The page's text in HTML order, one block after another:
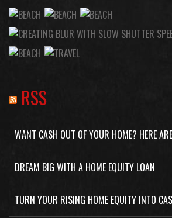
RSS
WANT CASH OUT OF YOUR HOME? HERE
DREAM BIG WITH A HOME EQUITY LOAN
TURN YOUR RISING HOME EQUITY INTO